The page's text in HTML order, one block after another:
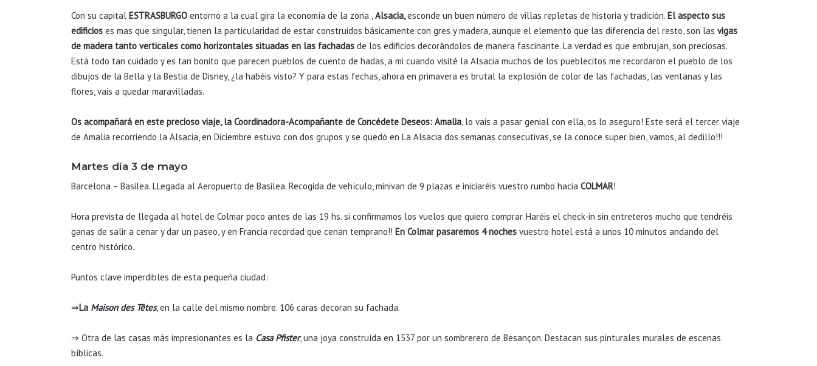
Con su capital ESTRASBURGO entorno a la cual gira la economía de la zona ,Alsacia,esconde un buen número de villas repletas de historia y tradición. El aspecto sus
edificios es mas que singular, tienen la particularidad de estar construidos básicamente con gres y madera, aunque el elemento que las diferencia del resto, son las vigas
de madera tanto verticales como horizontales situadas en las fachadas de los edificios decorándolos de manera fascinante. La verdad es que embrujan, son preciosas.
Está todo tan cuidado y es tan bonito que parecen pueblos de cuento de hadas, a mi cuando visité la Alsacia muchos de los pueblecitos me recordaron el pueblo de los
dibujos de la Bella y la Bestia de Disney, ¿la habéis visto? Y para estas fechas, ahora en primavera es brutal la explosión de color de las fachadas, las ventanas y las
flores, vais a quedar maravilladas.
Os acompañará en este precioso viaje, la Coordinadora-Acompañante de Concédete Deseos: Amalia, lo vais a pasar genial con ella, os lo aseguro! Este será el tercer viaje
de Amalia recorriendo la Alsacia, en Diciembre estuvo con dos grupos y se quedó en La Alsacia dos semanas consecutivas, se la conoce super bien, vamos, al dedillo!!!
Martes día 3 de mayo
Barcelona – Basilea. LLegada al Aeropuerto de Basilea. Recogida de vehículo, minivan de 9 plazas e iniciaréis vuestro rumbo hacia COLMAR!
Hora prevista de llegada al hotel de Colmar poco antes de las 19 hs. si confirmamos los vuelos que quiero comprar. Haréis el check-in sin entreteros mucho que tendréis
ganas de salir a cenar y dar un paseo, y en Francia recordad que cenan temprano!! En Colmar pasaremos 4 noches vuestro hotel está a unos 10 minutos andando del
centro histórico.
Puntos clave imperdibles de esta pequeña ciudad:
⇒La Maison des Têtes, en la calle del mismo nombre. 106 caras decoran su fachada.
⇒ Otra de las casas más impresionantes es la Casa Pfister, una joya construída en 1537 por un sombrerero de Besançon. Destacan sus pinturales murales de escenas
bíblicas.